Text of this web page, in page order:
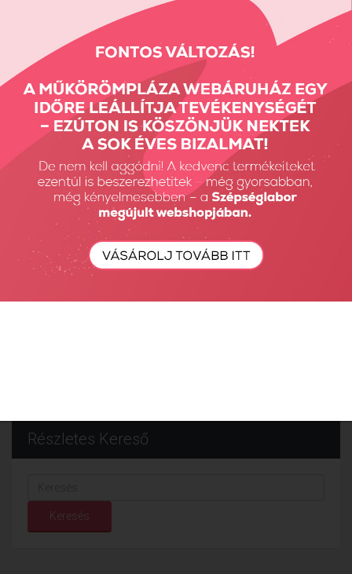
Allergén információ: Glutént, rákféléket, tojást, halat, dióféléket,
zellert, szulfitot és puhatestűeket tartalmazhat.
Részletes Kereső
Keresés